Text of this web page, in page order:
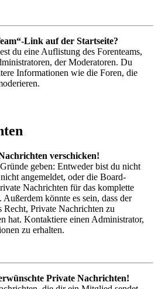
Link auf der Startseite?
du eine Auflistung des Forenteams,
der Moderatoren. Du
Informationen wie die Foren, die
verschicken!
geben: Entweder bist du nicht
angemeldet, oder die Board-
Nachrichten für das komplette
Außerdem könnte es sein, dass der
Recht, Private Nachrichten zu
hat. Kontaktiere einen Administrator,
zu erhalten.
Private Nachrichten!